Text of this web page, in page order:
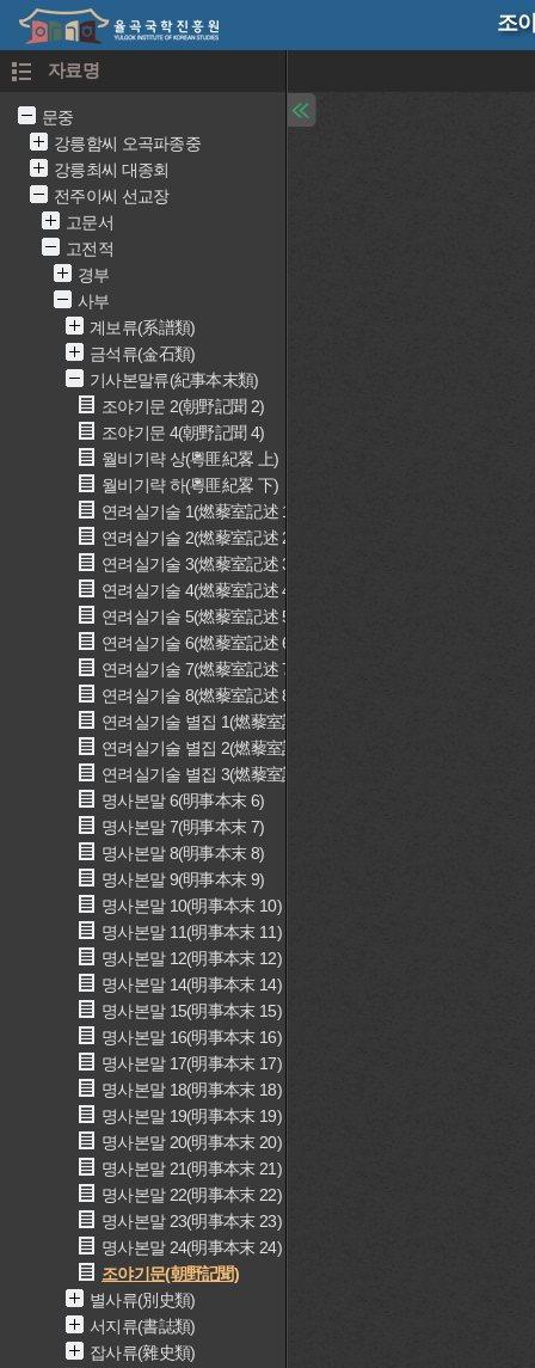
조
자료명
문중
강릉함씨 오곡파종중
강릉최씨 대종회
전주이씨 선교장
고문서
고전적
경부
사부
계보류(系譜類)
금석류(金石類)
기사본말류(紀事本末類)
조야기문 2(朝野記聞 2)
조야기문 4(朝野記聞 4)
월비기략 상(粵匪紀畧 上)
월비기략 하(粵匪紀畧 下)
연려실기술 1(燃藜室記述 1)
연려실기술 2(燃藜室記述 2)
연려실기술 3(燃藜室記述 3)
연려실기술 4(燃藜室記述 4)
연려실기술 5(燃藜室記述 5)
연려실기술 6(燃藜室記述 6)
연려실기술 7(燃藜室記述 7)
연려실기술 8(燃藜室記述 8)
연려실기술 별집 1(燃藜室記述 別集 1)
연려실기술 별집 2(燃藜室記述 別集 2)
연려실기술 별집 3(燃藜室記述 別集 3)
명사본말 6(明事本末 6)
명사본말 7(明事本末 7)
명사본말 8(明事本末 8)
명사본말 9(明事本末 9)
명사본말 10(明事本末 10)
명사본말 11(明事本末 11)
명사본말 12(明事本末 12)
명사본말 14(明事本末 14)
명사본말 15(明事本末 15)
명사본말 16(明事本末 16)
명사본말 17(明事本末 17)
명사본말 18(明事本末 18)
명사본말 19(明事本末 19)
명사본말 20(明事本末 20)
명사본말 21(明事本末 21)
명사본말 22(明事本末 22)
명사본말 23(明事本末 23)
명사본말 24(明事本末 24)
조야기문(朝野記聞)
별사류(別史類)
서지류(書誌類)
잡사류(雜史類)